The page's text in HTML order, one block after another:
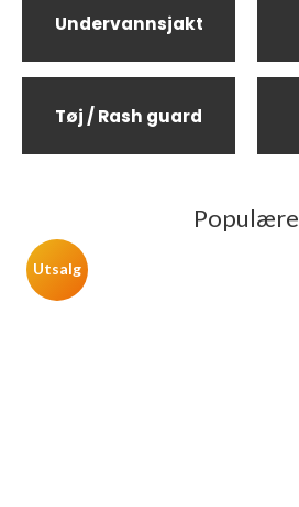
Undervannsjakt
Tøj / Rash guard
Populære
Utsalg